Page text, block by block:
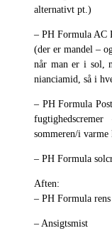
alternativt pt.)
– PH Formula AC
(der er mandel –
når man er i sol,
nianciamid, så i
– PH Formula
sommeren/i varme
– PH Formula
Aften:
– PH Formula rens
– Ansigtsmist